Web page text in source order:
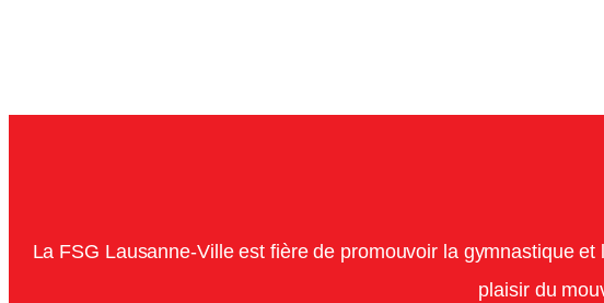
La FSG Lausanne-Ville est fière de promouvoir la gymnastique
plaisir du